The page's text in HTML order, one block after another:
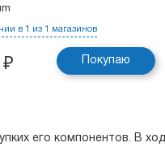
в 1 из 1 магазинов
₽ Покупаю
его компонентов. В